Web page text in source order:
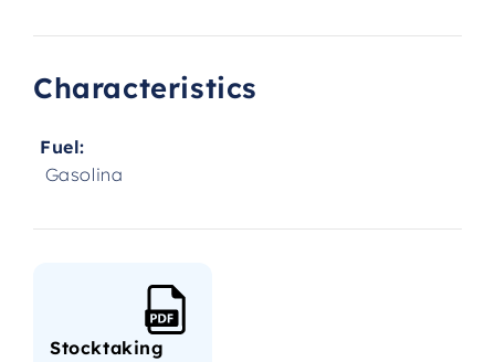
Characteristics
Fuel:
Gasolina
Stocktaking